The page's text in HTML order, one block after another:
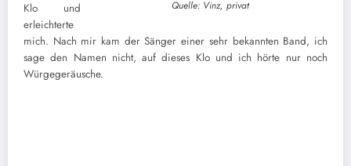
Quelle: Vinz, privat
Klo und
erleichterte
mich. Nach mir kam der Sänger einer sehr bekannten Band, ich
sage den Namen nicht, auf dieses Klo und ich hörte nur noch
Würgegeräusche.